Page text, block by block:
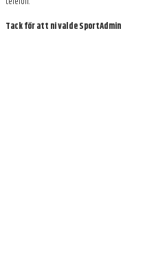
Tack för att ni valde SportAdmin